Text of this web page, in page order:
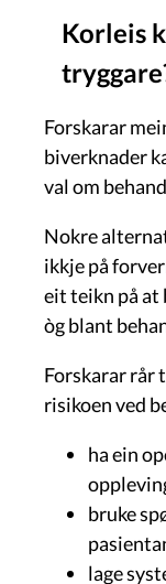
Korleis
Forskarar
biverknader
val om
Nokre
ikkje på
eit teikn på at
òg blant
Forskarar rår
risikoen ved
ha ein
bruke
lage